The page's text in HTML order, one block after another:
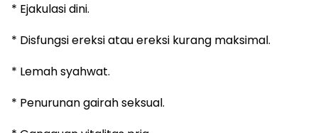
* Ejakulasi dini.
* Disfungsi ereksi atau ereksi kurang maksimal.
* Lemah syahwat.
* Penurunan gairah seksual.